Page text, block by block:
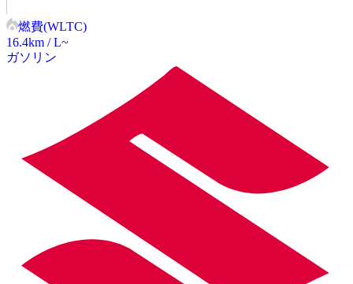
燃費(WLTC)
16.4km / L~
ガソリン